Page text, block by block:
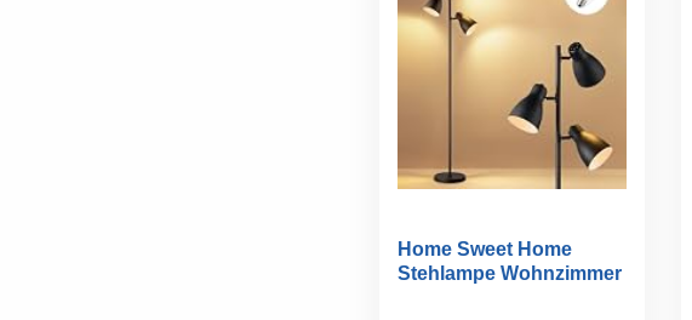
Home Sweet Home
Stehlampe Wohnzimmer